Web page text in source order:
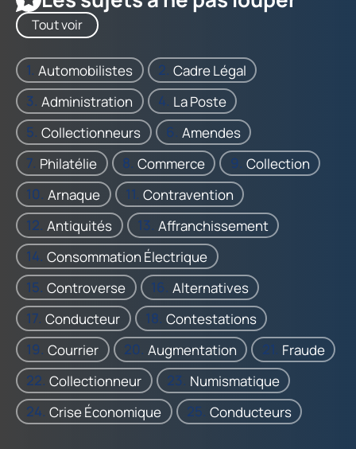
Tout voir
Automobilistes
Cadre Légal
Administration
La Poste
Collectionneurs
Amendes
Philatélie
Commerce
Collection
Arnaque
Contravention
Antiquités
Affranchissement
Consommation Électrique
Controverse
Alternatives
Conducteur
Contestations
Courrier
Augmentation
Fraude
Collectionneur
Numismatique
Crise Économique
Conducteurs